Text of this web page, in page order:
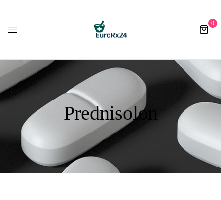
0
Prednisolon​